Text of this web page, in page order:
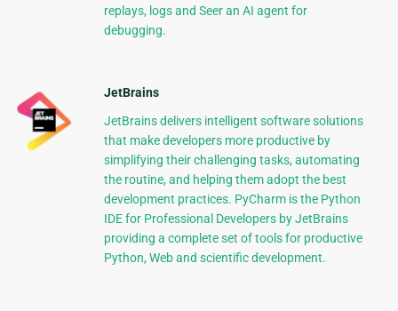
replays, logs and Seer an AI agent for
debugging.
JetBrains
JetBrains delivers intelligent software solutions
that make developers more productive by
simplifying their challenging tasks, automating
the routine, and helping them adopt the best
development practices. PyCharm is the Python
IDE for Professional Developers by JetBrains
providing a complete set of tools for productive
Python, Web and scientific development.